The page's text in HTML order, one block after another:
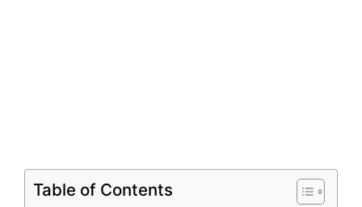
Table of Contents